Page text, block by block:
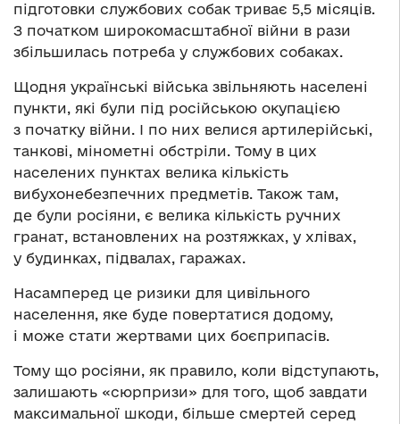
підготовки службових собак триває 5,5 місяців.
З початком широкомасштабної війни в рази
збільшилась потреба у службових собаках.
Щодня українські війська звільняють населені
пункти, які були під російською окупацією
з початку війни. І по них велися артилерійські,
танкові, мінометні обстріли. Тому в цих
населених пунктах велика кількість
вибухонебезпечних предметів. Також там,
де були росіяни, є велика кількість ручних
гранат, встановлених на розтяжках, у хлівах,
у будинках, підвалах, гаражах.
Насамперед це ризики для цивільного
населення, яке буде повертатися додому,
і може стати жертвами цих боєприпасів.
Тому що росіяни, як правило, коли відступають,
залишають «сюрпризи» для того, щоб завдати
максимальної шкоди, більше смертей серед